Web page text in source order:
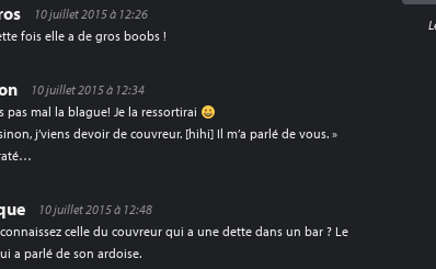
10 juillet 2015 à 12:26
fois elle a de gros boobs !
10 juillet 2015 à 12:34
pas mal la blague! Je la ressortirai
j’viens devoir de couvreur. [hihi] Il m’a parlé de vous. »
10 juillet 2015 à 12:48
celle du couvreur qui a une dette dans un bar ? Le
a parlé de son ardoise.